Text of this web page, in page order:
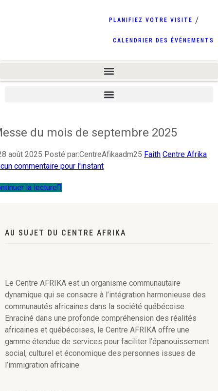
PLANIFIEZ VOTRE VISITE
CALENDRIER DES ÉVÉNEMENTS
du mois de septembre 2025
août 2025 Posté par:CentreAfikaadm25 Faith Centre Afrika
commentaire pour l'instant
la lecture
AU SUJET DU CENTRE AFRIKA
Le Centre AFRIKA est un organisme communautaire
dynamique qui se consacre à l’intégration harmonieuse des
communautés africaines dans la société québécoise.
Enraciné dans une profonde compréhension des réalités
africaines et québécoises, le Centre AFRIKA offre une
gamme étendue de services pour faciliter l’épanouissement
social, culturel et économique des personnes issues de
l’immigration africaine.